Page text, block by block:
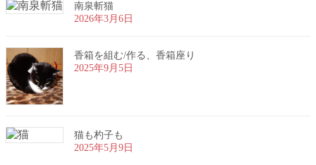
南泉斬猫
2026年3月6日
香箱を組む/作る、香箱座り
2025年9月5日
猫も杓子も
2025年5月9日